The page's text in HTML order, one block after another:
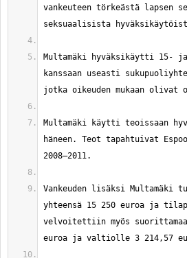
vankeuteen törkeästä lapsen
Multamäki hyväksikäytti 15-
kanssaan useasti
Multamäki käytti teoissaan
häneen. Teot tapahtuivat
Vankeuden lisäksi Multamäki
yhteensä 15 250 euroa ja
velvoitettiin myös